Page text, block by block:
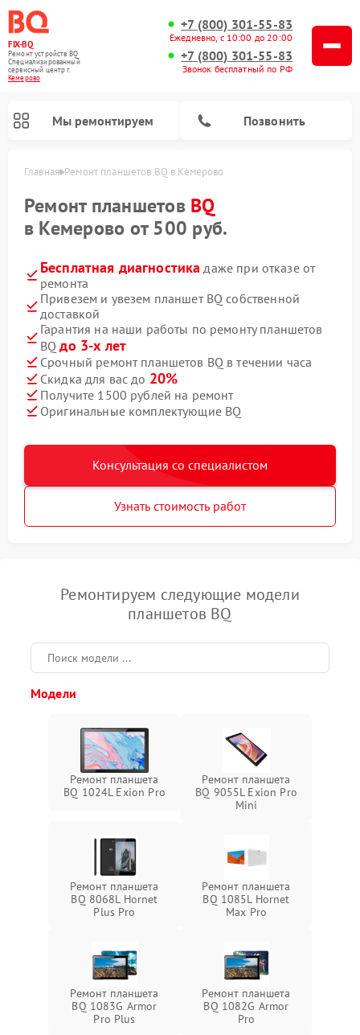
FIX-BQ
Ремонт устройств BQ
Специализированный
cервисный центр г.
Кемерово
+7 (800) 301-55-83
Ежедневно, с 10:00 до 20:00
+7 (800) 301-55-83
Звонок бесплатный по РФ
Мы ремонтируем Позвонить
Главная Ремонт планшетов BQ в Кемерово
Ремонт планшетов BQ
в Кемерово от 500 руб.
Бесплатная диагностика даже при отказе от
ремонта
Привезем и увезем планшет BQ собственной
доставкой
Гарантия на наши работы по ремонту планшетов
BQдо 3-х лет
Срочный ремонт планшетов BQ в течении часа
Скидка для вас до 20%
Получите 1500 рублей на ремонт
Оригинальные комплектующие BQ
Консультация со специалистом
Узнать стоимость работ
Ремонтируем следующие модели
планшетов BQ
Модели
Ремонт планшета
BQ 1024L Exion Pro
Ремонт планшета
BQ 9055L Exion Pro
Mini
Ремонт планшета
BQ 8068L Hornet
Plus Pro
Ремонт планшета
BQ 1085L Hornet
Max Pro
Ремонт планшета
BQ 1083G Armor
Pro Plus
Ремонт планшета
BQ 1082G Armor
Pro